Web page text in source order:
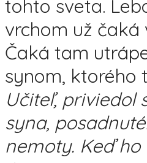
tohto sveta.
vrchom už čaká
Čaká tam
synom, ktorého
Učiteľ, priviedol
syna,
nemoty. Keď ho